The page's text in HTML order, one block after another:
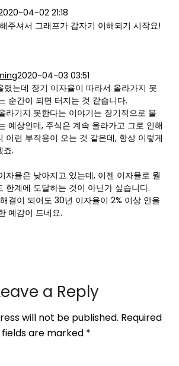
04-02 21:18
주셔서 그래프가 갑자기 이해되기 시작요!
2020-04-03 03:51
렸는데 장기 이자율이 따라서 올라가지 못
순간이 되면 터지는 것 같습니다.
라기지 못한다는 이야기는 장기적으로 불
예상인데, 주식은 계속 올라가고 그로 인해
이런 부작용이 오는 것 같은데, 항상 이렇게
죠.
자율은 낮아지고 있는데, 이젠 이자율로 뭘
한계에 도달하는 것이 아닌가 싶습니다.
결이 되어도 30년 이자율이 2% 이상 안올
예감이 드네요.
a Reply
will not be published. Required
fields are marked *